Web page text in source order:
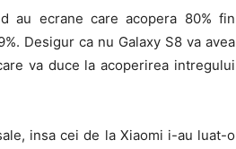
au ecrane care acopera 80% fin
Desigur ca nu Galaxy S8 va avea
va duce la acoperirea intregului
insa cei de la Xiaomi i-au luat-o